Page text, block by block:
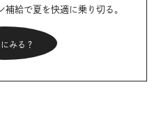
補給で夏を快適に乗り切る。
みる？